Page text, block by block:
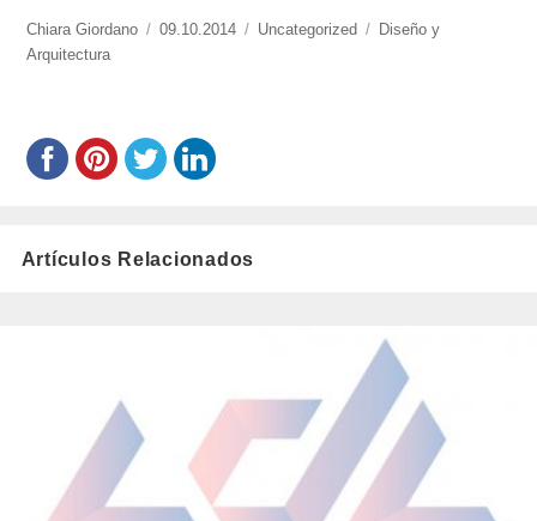
https://www.experimenta.es/author/chiara-
giordano/
Chiara Giordano
Publicado
09.10.2014 Categorías
Uncategorized Etiquetas
Diseño y
Arquitectura
Artículos Relacionados